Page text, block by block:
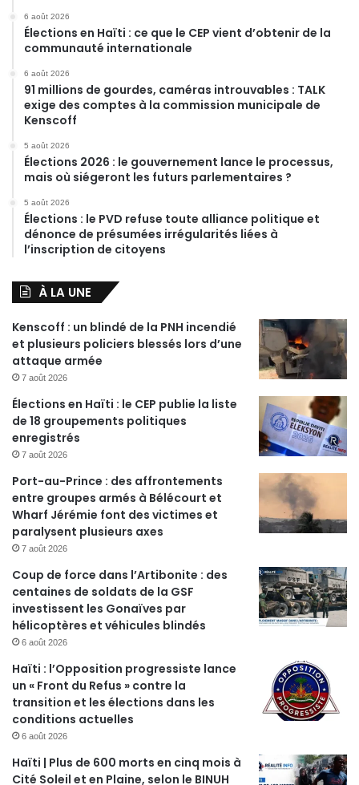
6 août 2026
Élections en Haïti : ce que le CEP vient d’obtenir de la
communauté internationale
6 août 2026
91 millions de gourdes, caméras introuvables : TALK
exige des comptes à la commission municipale de
Kenscoff
5 août 2026
Élections 2026 : le gouvernement lance le processus,
mais où siégeront les futurs parlementaires ?
5 août 2026
Élections : le PVD refuse toute alliance politique et
dénonce de présumées irrégularités liées à
l’inscription de citoyens
À LA UNE
Kenscoff : un blindé de la PNH incendié
et plusieurs policiers blessés lors d’une
attaque armée
7 août 2026
Élections en Haïti : le CEP publie la liste
de 18 groupements politiques
enregistrés
7 août 2026
Port-au-Prince : des affrontements
entre groupes armés à Bélécourt et
Wharf Jérémie font des victimes et
paralysent plusieurs axes
7 août 2026
Coup de force dans l’Artibonite : des
centaines de soldats de la GSF
investissent les Gonaïves par
hélicoptères et véhicules blindés
6 août 2026
Haïti : l’Opposition progressiste lance
un « Front du Refus » contre la
transition et les élections dans les
conditions actuelles
6 août 2026
Haïti | Plus de 600 morts en cinq mois à
Cité Soleil et en Plaine, selon le BINUH